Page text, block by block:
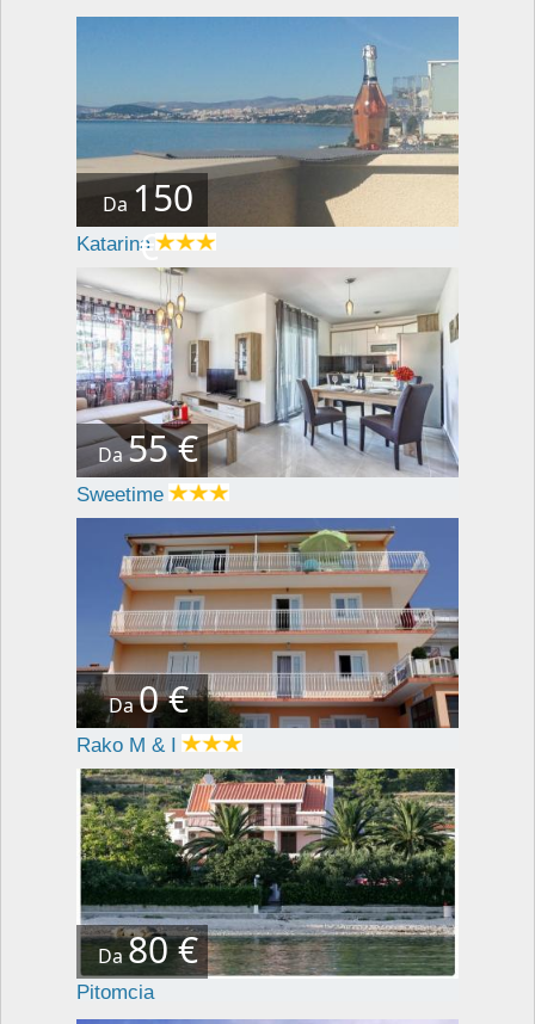
Da 150
€
Katarina
Da 55 €
Sweetime
Da0 €
Rako M & I
Da 80 €
Pitomcia